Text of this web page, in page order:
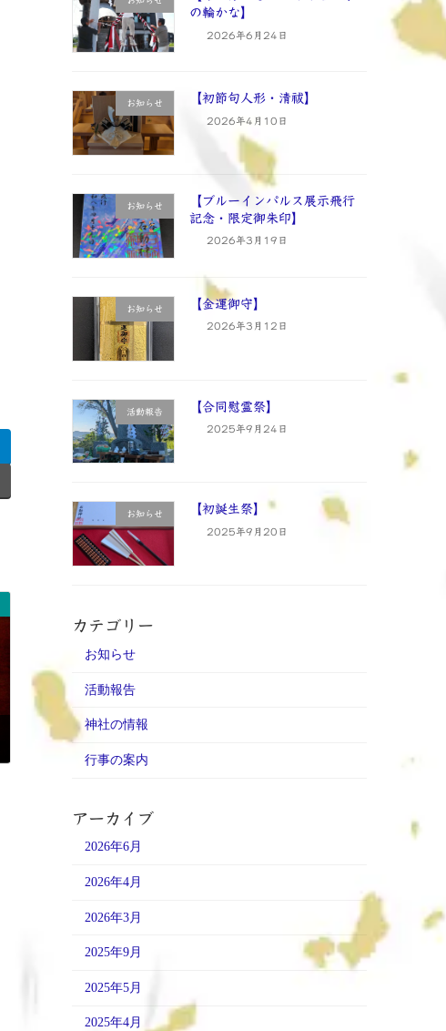
の輪かな】
2026年6月24日
お知らせ 【初節句人形・清祓】
2026年4月10日
お知らせ
【ブルーインパルス展示飛行
記念・限定御朱印】
2026年3月19日
お知らせ 【金運御守】
2026年3月12日
活動報告 【合同慰霊祭】
2025年9月24日
お知らせ 【初誕生祭】
2025年9月20日
カテゴリー
お知らせ
活動報告
神社の情報
行事の案内
アーカイブ
2026年6月
2026年4月
2026年3月
2025年9月
2025年5月
2025年4月